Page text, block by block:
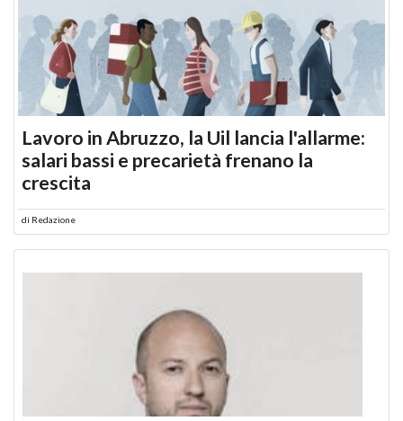
Lavoro in Abruzzo, la Uil lancia l'allarme:
salari bassi e precarietà frenano la
crescita
di Redazione